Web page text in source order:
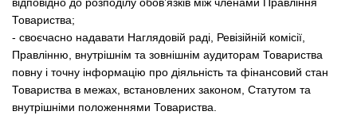
Товариства;
- своєчасно надавати Наглядовій раді, Ревізійній комісії,
Правлінню, внутрішнім та зовнішнім аудиторам Товариства
повну і точну інформацію про діяльність та фінансовий стан
Товариства в межах, встановлених законом, Статутом та
внутрішніми положеннями Товариства.